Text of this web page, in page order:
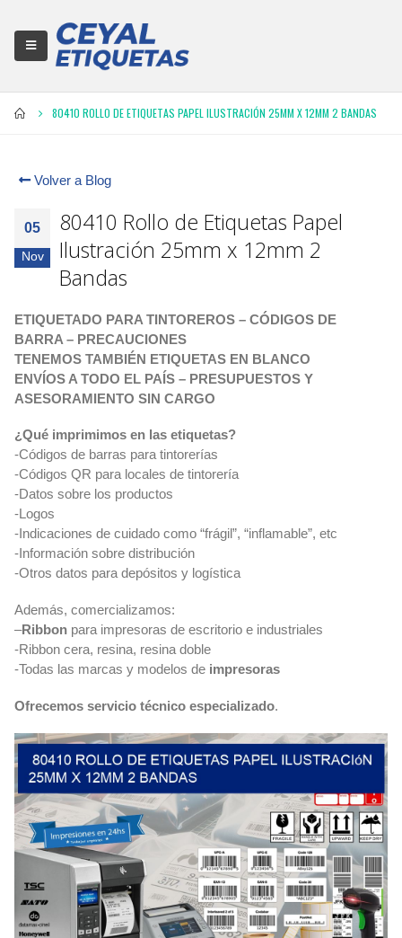
80410 ROLLO DE ETIQUETAS PAPEL ILUSTRACIÓN 25MM X 12MM 2 BANDAS
Volver a Blog
05
Nov
80410 Rollo de Etiquetas Papel
Ilustración 25mm x 12mm 2
Bandas
ETIQUETADO PARA TINTOREROS – CÓDIGOS DE
BARRA – PRECAUCIONES
TENEMOS TAMBIÉN ETIQUETAS EN BLANCO
ENVÍOS A TODO EL PAÍS – PRESUPUESTOS Y
ASESORAMIENTO SIN CARGO
¿Qué imprimimos en las etiquetas?
-Códigos de barras para tintorerías
-Códigos QR para locales de tintorería
-Datos sobre los productos
-Logos
-Indicaciones de cuidado como “frágil”, “inflamable”, etc
-Información sobre distribución
-Otros datos para depósitos y logística
Además, comercializamos:
–Ribbon para impresoras de escritorio e industriales
-Ribbon cera, resina, resina doble
-Todas las marcas y modelos de impresoras
Ofrecemos servicio técnico especializado.